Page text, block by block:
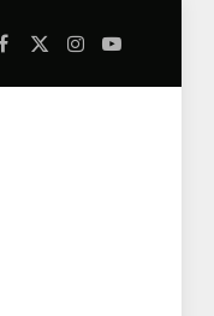
Facebook
X
Instagram
YouTube